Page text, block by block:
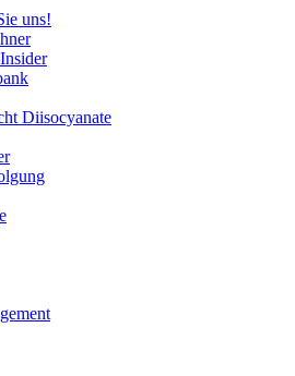
uns!
Diisocyanate